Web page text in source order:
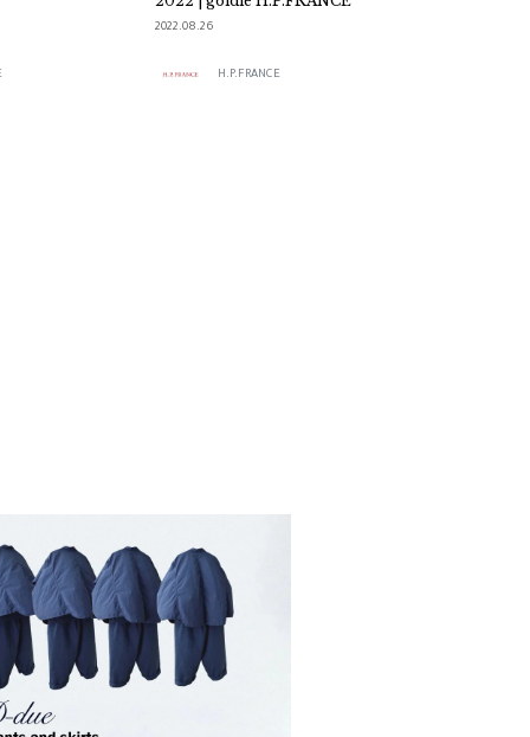
2022.08.26
H.P.FRANCE